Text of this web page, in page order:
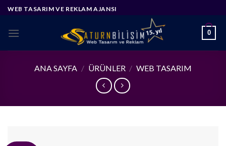
Skip
content
WEB TASARIM VE REKLAM AJANSI
0
ANA SAYFA / ÜRÜNLER / WEB TASARIM